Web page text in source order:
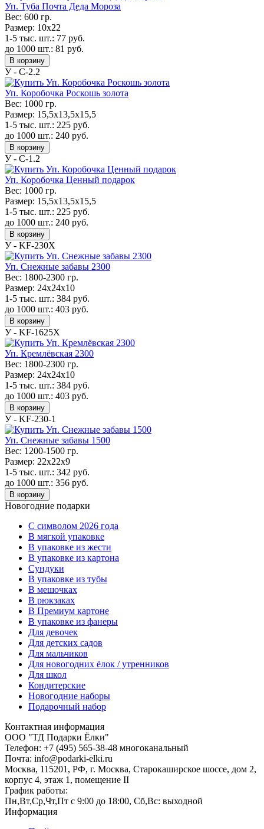
Уп. Туба Почта Деда Мороза
Вес: 600 гр.
Размер: 10x22
1-5 тыс. шт.: 77 руб.
до 1000 шт.: 81 руб.
В корзину
У - С-2.2
Уп. Коробочка Роскошь золота
Вес: 1000 гр.
Размер: 15,5х13,5х15,5
1-5 тыс. шт.: 225 руб.
до 1000 шт.: 240 руб.
В корзину
У - С-1.2
Уп. Коробочка Ценный подарок
Вес: 1000 гр.
Размер: 15,5х13,5х15,5
1-5 тыс. шт.: 225 руб.
до 1000 шт.: 240 руб.
В корзину
У - KF-230Х
Уп. Снежные забавы 2300
Вес: 1800-2300 гр.
Размер: 24х24х10
1-5 тыс. шт.: 384 руб.
до 1000 шт.: 403 руб.
В корзину
У - KF-1625Х
Уп. Кремлёвская 2300
Вес: 1800-2300 гр.
Размер: 24х24х10
1-5 тыс. шт.: 384 руб.
до 1000 шт.: 403 руб.
В корзину
У - KF-230-1
Уп. Снежные забавы 1500
Вес: 1200-1500 гр.
Размер: 22х22х9
1-5 тыс. шт.: 342 руб.
до 1000 шт.: 356 руб.
В корзину
Новогодние подарки
C символом 2026 года
В мягкой упаковке
В упаковке из жести
В упаковке из картона
Сундуки
В упаковке из тубы
В мешочках
В рюкзаках
В Премиум картоне
В упаковке из фанеры
Для девочек
Для детских садов
Для мальчиков
Для новогодних ёлок / утренников
Для школ
Кондитерские
Новогодние наборы
Подарочный набор
Контактная информация
ООО "ТД Подарки Ёлки"
Телефон: +7 (495) 565-38-48 многоканальный
Почта: info@podarki-elki.ru
Москва, 115201, РФ, г. Москва, Старокаширское шоссе, дом 2,
корпус 4, этаж 1, помещение II
График работы:
Пн,Вт,Ср,Чт,Пт с 9:00 до 18:00, Сб,Вс: выходной
Информация